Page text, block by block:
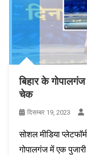
बिहार के
चेक
दिसम्बर 19, 2023
सोशल मीडिया
गोपालगंज में एक